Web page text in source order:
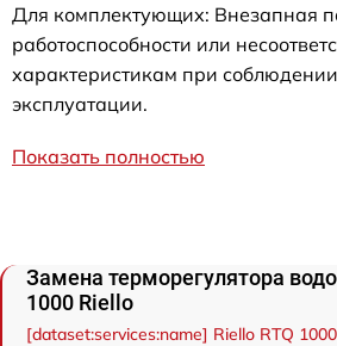
Для комплектующих: Внезапная
работоспособности или
характеристикам при
эксплуатации.
Показать полностью
Замена терморегулятора
1000 Riello
[dataset:services:name] Riello RTQ 1000